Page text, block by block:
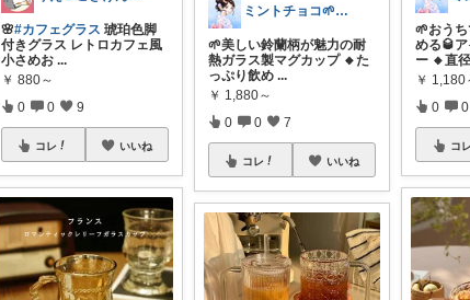
🌸#カフェグラス 琥珀色脚
付きグラス レトロカフェ風
小さめお ...
￥ 880～
0 0 9
コレ いいね
ミントチョコ🌱いつもありがとう
🌱美しい鈴蘭柄が魅力の耐
熱ガラス製マグカップ 🔸た
っぷり飲め ...
￥ 1,880～
0 0 7
コレ いいね
🌱おう
める🥃
ー 🔸直径
￥ 1,180
0 0
コレ